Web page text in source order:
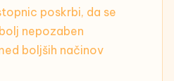
poskrbi, da se
nepozaben
boljših načinov